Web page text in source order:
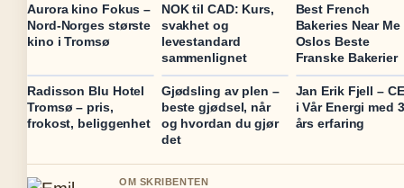
Aurora kino Fokus –
Nord-Norges største
kino i Tromsø
NOK til CAD: Kurs,
svakhet og
levestandard
sammenlignet
Best French
Bakeries Near Me
Oslos Beste
Franske Bakerier
Radisson Blu Hotel
Tromsø – pris,
frokost, beliggenhet
Gjødsling av plen –
beste gjødsel, når
og hvordan du gjør
det
Jan Erik Fjell –
i Vår Energi med
års erfaring
OM SKRIBENTEN